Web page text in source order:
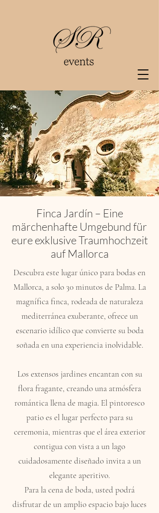
Finca Jardín – Eine
märchenhafte Umgebund für
eure exklusive Traumhochzeit
auf Mallorca
Descubra este lugar único para bodas en
Mallorca, a solo 30 minutos de Palma. La
magnífica finca, rodeada de naturaleza
mediterránea exuberante, ofrece un
escenario idílico que convierte su boda
soñada en una experiencia inolvidable.
Los extensos jardines encantan con su
flora fragante, creando una atmósfera
romántica llena de magia. El pintoresco
patio es el lugar perfecto para su
ceremonia, mientras que el área exterior
contigua con vista a un lago
cuidadosamente diseñado invita a un
elegante aperitivo.
Para la cena de boda, usted podrá
disfrutar de un amplio espacio bajo luces